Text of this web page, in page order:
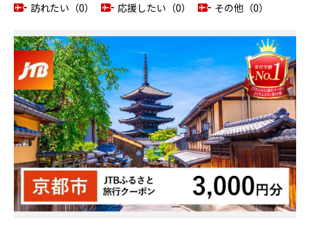
訪れたい（0）
応援したい（0） その他（0）